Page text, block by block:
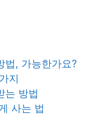
법, 가능한가요?
지
는 방법
사는 법